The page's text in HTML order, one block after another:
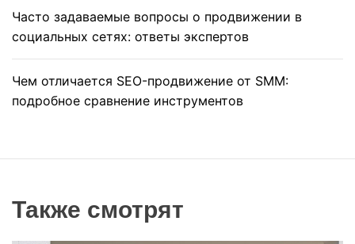
Часто задаваемые вопросы о продвижении в
социальных сетях: ответы экспертов
Чем отличается SEO-продвижение от SMM:
подробное сравнение инструментов
Также смотрят